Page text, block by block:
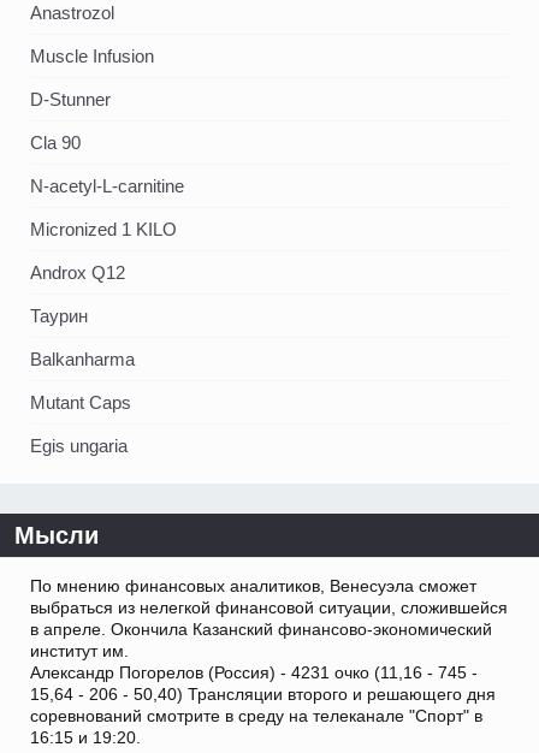
Аnastrozol
Muscle Infusion
D-Stunner
Cla 90
N-acetyl-L-carnitine
Micronized 1 KILO
Androx Q12
Таурин
Balkanharma
Mutant Caps
Egis ungaria
Мысли
По мнению финансовых аналитиков, Венесуэла сможет
выбраться из нелегкой финансовой ситуации, сложившейся
в апреле. Окончила Казанский финансово-экономический
институт им.
Александр Погорелов (Россия) - 4231 очко (11,16 - 745 -
15,64 - 206 - 50,40) Трансляции второго и решающего дня
соревнований смотрите в среду на телеканале "Спорт" в
16:15 и 19:20.